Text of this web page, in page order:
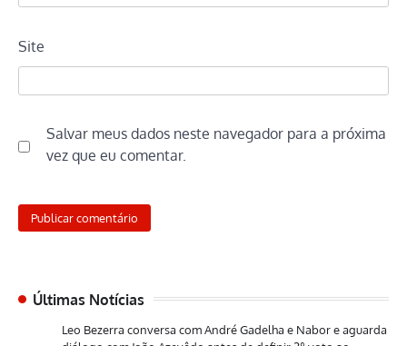
Site
Salvar meus dados neste navegador para a próxima
vez que eu comentar.
Últimas Notícias
Leo Bezerra conversa com André Gadelha e Nabor e aguarda